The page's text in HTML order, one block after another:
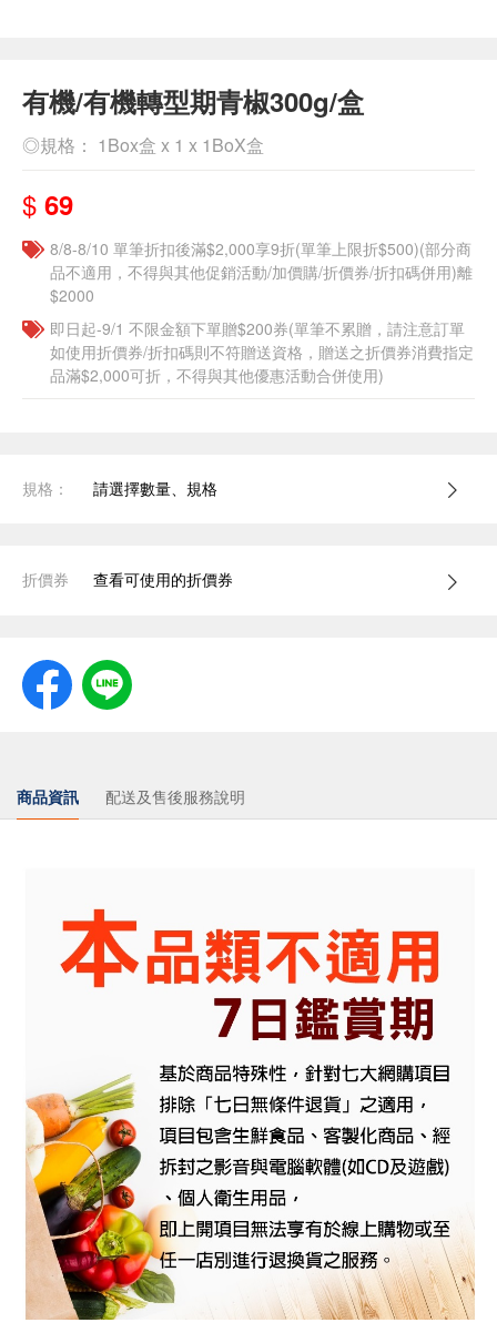
有機/有機轉型期青椒300g/盒
◎規格： 1Box盒 x 1 x 1BoX盒
$ 69
8/8-8/10 單筆折扣後滿$2,000享9折(單筆上限折$500)(部分商
品不適用，不得與其他促銷活動/加價購/折價券/折扣碼併用)離
$2000
即日起-9/1 不限金額下單贈$200券(單筆不累贈，請注意訂單
如使用折價券/折扣碼則不符贈送資格，贈送之折價券消費指定
品滿$2,000可折，不得與其他優惠活動合併使用)
規格： 請選擇數量、規格
折價券 查看可使用的折價券
商品資訊 配送及售後服務說明